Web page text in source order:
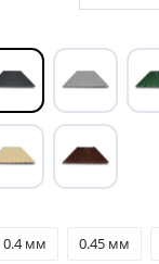
0.4 мм 0.45 мм